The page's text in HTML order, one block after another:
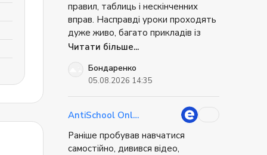
правил, таблиць і нескінченних
вправ. Насправді уроки проходять
дуже живо, багато прикладів із
реального життя, постійне
матеріал запам'ятовується значно
легше. Уже через кілька місяців
фільмах, статтях і навіть у робочих
мотивують продовжувати.
Читати більше...
Бондаренко
05.08.2026 14:35
AntiSchool Online
Раніше пробував навчатися
самостійно, дивився відео,